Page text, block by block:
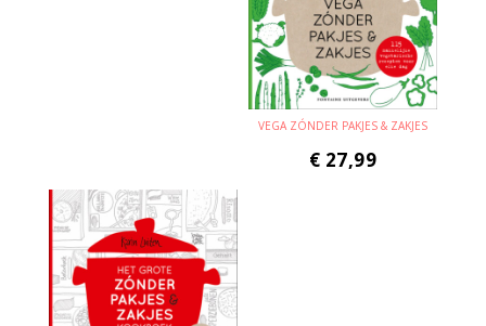
VEGA ZÓNDER PAKJES & ZAKJES
€ 27,99